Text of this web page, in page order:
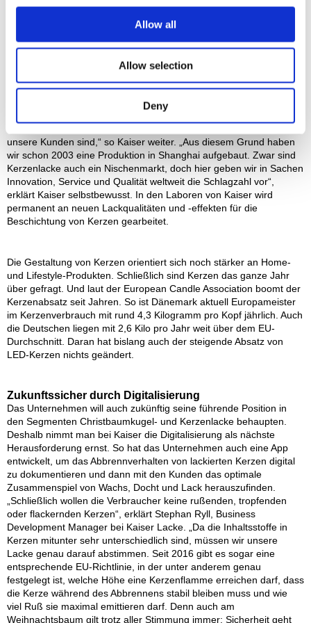
Allow all
Allow selection
Deny
herstellen und lackieren und regionale Märkte bedienen. Dies gilt
insbesondere für Thüringen, wo traditionell Weihnachtsschmuck in
Auch auf dem Feld Kerzenlacke ist Kaiser aktiv, wo die Hersteller
ebenfalls hauptsächlich in Osteuropa und China vertreten sind.
„Um mit unseren Spezialitäten auf dem Markt bestehen und
unsere Kunden sind,“ so Kaiser weiter. „Aus diesem Grund haben
wir schon 2003 eine Produktion in Shanghai aufgebaut. Zwar sind
Kerzenlacke auch ein Nischenmarkt, doch hier geben wir in Sachen
Innovation, Service und Qualität weltweit die Schlagzahl vor“,
erklärt Kaiser selbstbewusst. In den Laboren von Kaiser wird
permanent an neuen Lackqualitäten und -effekten für die
Beschichtung von Kerzen gearbeitet.
Die Gestaltung von Kerzen orientiert sich noch stärker an Home-
und Lifestyle-Produkten. Schließlich sind Kerzen das ganze Jahr
über gefragt. Und laut der European Candle Association boomt der
Kerzenabsatz seit Jahren. So ist Dänemark aktuell Europameister
im Kerzenverbrauch mit rund 4,3 Kilogramm pro Kopf jährlich. Auch
die Deutschen liegen mit 2,6 Kilo pro Jahr weit über dem EU-
Durchschnitt. Daran hat bislang auch der steigende Absatz von
LED-Kerzen nichts geändert.
Zukunftssicher durch Digitalisierung
Das Unternehmen will auch zukünftig seine führende Position in
den Segmenten Christbaumkugel- und Kerzenlacke behaupten.
Deshalb nimmt man bei Kaiser die Digitalisierung als nächste
Herausforderung ernst. So hat das Unternehmen auch eine App
entwickelt, um das Abbrennverhalten von lackierten Kerzen digital
zu dokumentieren und dann mit den Kunden das optimale
Zusammenspiel von Wachs, Docht und Lack herauszufinden.
„Schließlich wollen die Verbraucher keine rußenden, tropfenden
oder flackernden Kerzen“, erklärt Stephan Ryll, Business
Development Manager bei Kaiser Lacke. „Da die Inhaltsstoffe in
Kerzen mitunter sehr unterschiedlich sind, müssen wir unsere
Lacke genau darauf abstimmen. Seit 2016 gibt es sogar eine
entsprechende EU-Richtlinie, in der unter anderem genau
festgelegt ist, welche Höhe eine Kerzenflamme erreichen darf, dass
die Kerze während des Abbrennens stabil bleiben muss und wie
viel Ruß sie maximal emittieren darf. Denn auch am
Weihnachtsbaum gilt trotz aller Stimmung immer: Sicherheit geht